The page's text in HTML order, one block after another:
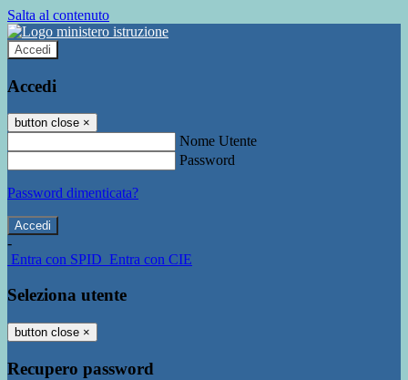
Salta al contenuto
Accedi
Accedi
button close ×
Nome Utente
Password
Password dimenticata?
-
Entra con SPID Entra con CIE
Seleziona utente
button close ×
Recupero password